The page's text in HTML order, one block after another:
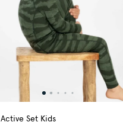
Active Set Kids